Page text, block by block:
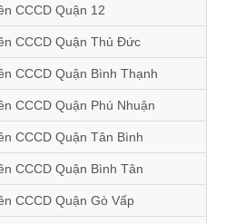
CCCD Quận 12
CCCD Quận Thủ Đức
CCCD Quận Bình Thạnh
CCCD Quận Phú Nhuận
CCCD Quận Tân Bình
CCCD Quận Bình Tân
CCCD Quận Gò Vấp